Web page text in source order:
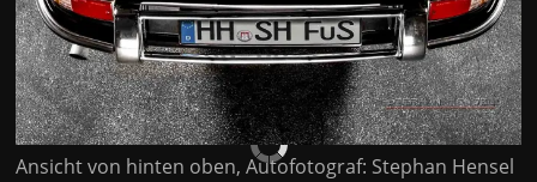
Ansicht von hinten oben, Autofotograf: Stephan Hensel